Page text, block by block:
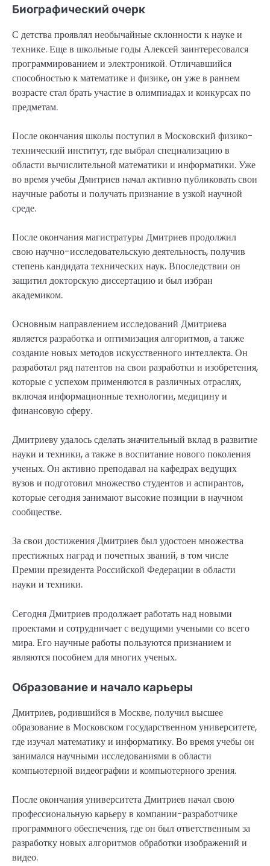
Биографический очерк
С детства проявлял необычайные склонности к науке и
технике. Еще в школьные годы Алексей заинтересовался
программированием и электроникой. Отличавшийся
способностью к математике и физике, он уже в раннем
возрасте стал брать участие в олимпиадах и конкурсах по
предметам.
После окончания школы поступил в Московский физико-
технический институт, где выбрал специализацию в
области вычислительной математики и информатики. Уже
во время учебы Дмитриев начал активно публиковать свои
научные работы и получать признание в узкой научной
среде.
После окончания магистратуры Дмитриев продолжил
свою научно-исследовательскую деятельность, получив
степень кандидата технических наук. Впоследствии он
защитил докторскую диссертацию и был избран
академиком.
Основным направлением исследований Дмитриева
является разработка и оптимизация алгоритмов, а также
создание новых методов искусственного интеллекта. Он
разработал ряд патентов на свои разработки и изобретения,
которые с успехом применяются в различных отраслях,
включая информационные технологии, медицину и
финансовую сферу.
Дмитриеву удалось сделать значительный вклад в развитие
науки и техники, а также в воспитание нового поколения
ученых. Он активно преподавал на кафедрах ведущих
вузов и подготовил множество студентов и аспирантов,
которые сегодня занимают высокие позиции в научном
сообществе.
За свои достижения Дмитриев был удостоен множества
престижных наград и почетных званий, в том числе
Премии президента Российской Федерации в области
науки и техники.
Сегодня Дмитриев продолжает работать над новыми
проектами и сотрудничает с ведущими учеными со всего
мира. Его научные работы пользуются признанием и
являются пособием для многих ученых.
Образование и начало карьеры
Дмитриев, родившийся в Москве, получил высшее
образование в Московском государственном университете,
где изучал математику и информатику. Во время учебы он
занимался научными исследованиями в области
компьютерной видеографии и компьютерного зрения.
После окончания университета Дмитриев начал свою
профессиональную карьеру в компании-разработчике
программного обеспечения, где он был ответственным за
разработку новых алгоритмов обработки изображений и
видео.